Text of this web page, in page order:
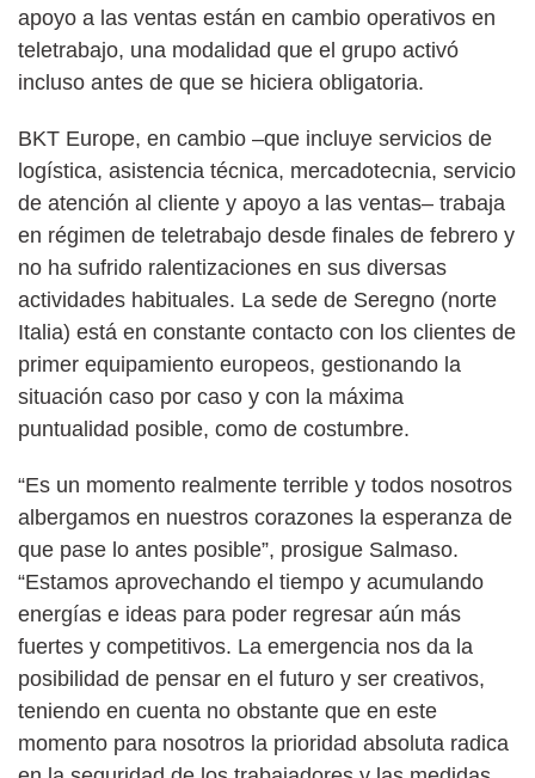
apoyo a las ventas están en cambio operativos en
teletrabajo, una modalidad que el grupo activó
incluso antes de que se hiciera obligatoria.
BKT Europe, en cambio –que incluye servicios de
logística, asistencia técnica, mercadotecnia, servicio
de atención al cliente y apoyo a las ventas– trabaja
en régimen de teletrabajo desde finales de febrero y
no ha sufrido ralentizaciones en sus diversas
actividades habituales. La sede de Seregno (norte
Italia) está en constante contacto con los clientes de
primer equipamiento europeos, gestionando la
situación caso por caso y con la máxima
puntualidad posible, como de costumbre.
“Es un momento realmente terrible y todos nosotros
albergamos en nuestros corazones la esperanza de
que pase lo antes posible”, prosigue Salmaso.
“Estamos aprovechando el tiempo y acumulando
energías e ideas para poder regresar aún más
fuertes y competitivos. La emergencia nos da la
posibilidad de pensar en el futuro y ser creativos,
teniendo en cuenta no obstante que en este
momento para nosotros la prioridad absoluta radica